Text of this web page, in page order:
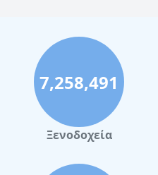
7,258,491
Ξενοδοχεία